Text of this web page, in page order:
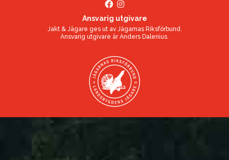
Ansvarig utgivare
Jakt & Jägare ges ut av Jägarnas Riksförbund
Ansvarig utgivare ärAnders Dalenius